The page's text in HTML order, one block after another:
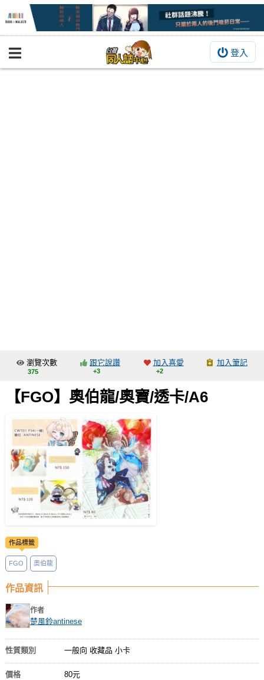
登入
BOOKY書集倉庫
交流中心
攤位轉讓區
會員中心
註冊會員
瀏覽次數
375
跟它說讚
+3
加入喜愛
+2
加入筆記
【FGO】奧伯龍/奧寶/透卡/A6
作品標籤
FGO 奧伯龍
作品資訊
作者
楚風鈴antinese
性質類別 一般向 收藏品 小卡
價格 80元